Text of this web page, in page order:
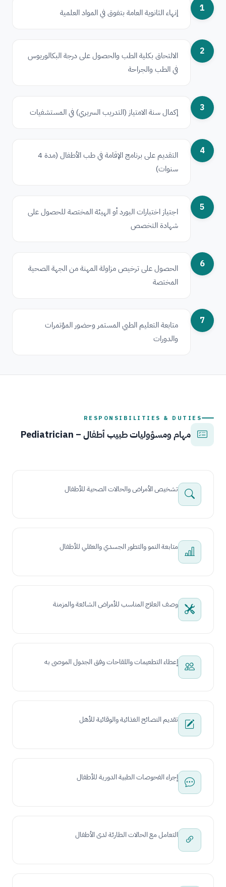
1 إنهاء الثانوية العامة بتفوق في المواد العلمية
2
الالتحاق بكلية الطب والحصول على درجة البكالوريوس
في الطب والجراحة
3 إكمال سنة الامتياز (التدريب السريري) في المستشفيات
4
التقديم على برنامج الإقامة في طب الأطفال (مدة 4
سنوات)
5
اجتياز اختبارات البورد أو الهيئة المختصة للحصول على
شهادة التخصص
6
الحصول على ترخيص مزاولة المهنة من الجهة الصحية
المختصة
7
متابعة التعليم الطبي المستمر وحضور المؤتمرات
والدورات
RESPONSIBILITIES & DUTIES
مهام ومسؤوليات طبيب أطفال – Pediatrician
تشخيص الأمراض والحالات الصحية للأطفال
متابعة النمو والتطور الجسدي والعقلي للأطفال
وصف العلاج المناسب للأمراض الشائعة والمزمنة
إعطاء التطعيمات واللقاحات وفق الجدول الموصى به
تقديم النصائح الغذائية والوقائية للأهل
إجراء الفحوصات الطبية الدورية للأطفال
التعامل مع الحالات الطارئة لدى الأطفال